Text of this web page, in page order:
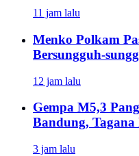
11 jam lalu
Menko Polkam
Bersungguh-
12 jam lalu
Gempa M5,3
Bandung,
3 jam lalu